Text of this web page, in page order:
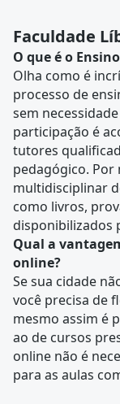
Faculdade
O que é o
Olha como é
processo de
sem
participação é
tutores
pedagógico.
multidisciplinar
como livros,
disponibilizados
Qual a
online?
Se sua cidade
você precisa de
mesmo assim é
ao de cursos
online não é
para as aulas